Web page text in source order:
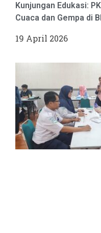
Kunjungan Edukasi:
Cuaca dan Gempa di
19 April 2026